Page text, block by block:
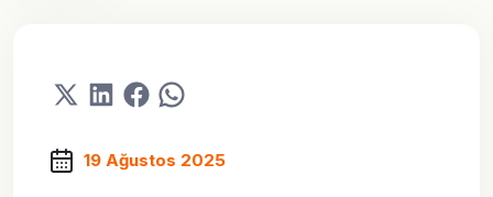
19 Ağustos 2025